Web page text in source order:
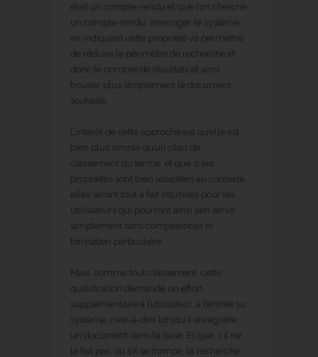
était un compte-rendu et que l’on cherche
un compte-rendu, interroger le système
en indiquant cette propriété va permettre
de réduire le périmètre de recherche et
donc le nombre de résultats et ainsi
trouver plus simplement le document
souhaité.
L’intérêt de cette approche est qu’elle est
bien plus simple qu’un plan de
classement du terme, et que si les
propriétés sont bien adaptées au contexte,
elles seront tout à fait intuitives pour les
utilisateurs qui pourront ainsi s’en servir
simplement sans compétences ni
formation particulière.
Mais, comme tout classement, cette
qualification demande un effort
supplémentaire à l’utilisateur, à l’entrée su
système, c’est-à-dire lorsqu’il enregistre
un document dans la base. Et que, s’il ne
le fait pas, ou s’il se trompe, la recherche